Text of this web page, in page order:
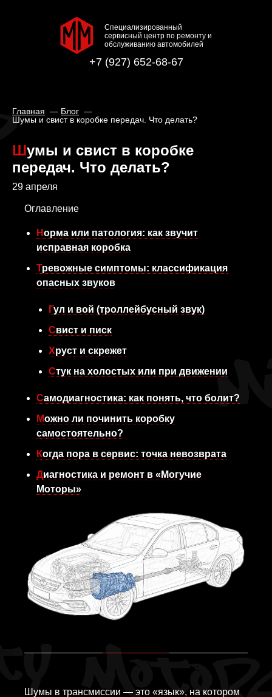
Специализированный
сервисный центр по ремонту и
обслуживанию автомобилей
+7 (927) 652-68-67
Главная
Блог
Шумы и свист в коробке передач. Что делать?
Шумы и свист в коробке
передач. Что делать?
29 апреля
Оглавление
Норма или патология: как звучит
исправная коробка
Тревожные симптомы: классификация
опасных звуков
Гул и вой (троллейбусный звук)
Свист и писк
Хруст и скрежет
Стук на холостых или при движении
Самодиагностика: как понять, что болит?
Можно ли починить коробку
самостоятельно?
Когда пора в сервис: точка невозврата
Диагностика и ремонт в «Могучие
Моторы»
Шумы в трансмиссии — это «язык», на котором